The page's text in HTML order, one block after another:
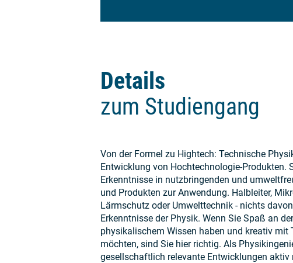
Details
zum Studiengang
Von der Formel zu Hightech: Technische
Entwicklung von Hochtechnologie-Produkten.
Erkenntnisse in nutzbringenden und
und Produkten zur Anwendung. Halbleiter,
Lärmschutz oder Umwelttechnik - nichts
Erkenntnisse der Physik. Wenn Sie Spaß an
physikalischem Wissen haben und kreativ mit
möchten, sind Sie hier richtig. Als
gesellschaftlich relevante Entwicklungen